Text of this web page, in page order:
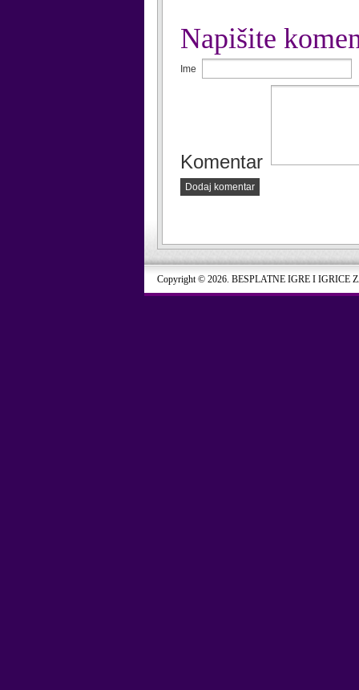
Napišite
Ime
Komentar
Dodaj komentar
Copyright © 2026. BESPLATNE IGRE I IGRICE